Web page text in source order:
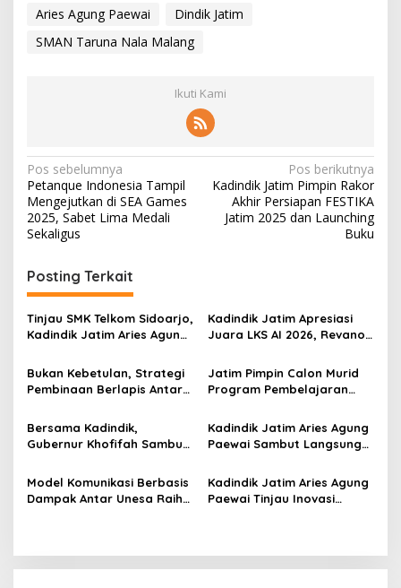
Aries Agung Paewai
Dindik Jatim
SMAN Taruna Nala Malang
Ikuti Kami
N
a
v
i
g
a
s
i
p
o
s
Pos sebelumnya
Petanque Indonesia Tampil
Mengejutkan di SEA Games
2025, Sabet Lima Medali
Sekaligus
Pos berikutnya
Kadindik Jatim Pimpin Rakor
Akhir Persiapan FESTIKA
Jatim 2025 dan Launching
Buku
Posting Terkait
Tinjau SMK Telkom Sidoarjo,
Kadindik Jatim Aries Agung
Representatif Tingkatkan
Kualitas Pembelajaran
Kadindik Jatim Apresiasi
Juara LKS AI 2026, Revano
dari Gubernur Khofifah
Bukan Kebetulan, Strategi
Pembinaan Berlapis Antar
Juara Umum LKS Nasional
Jatim Pimpin Calon Murid
Program Pembelajaran
ATS Lolos Verifikasi dan
Siap Belajar
Bersama Kadindik,
Gubernur Khofifah Sambut
Umum LKS Dikmen Nasional
2026 di Grahadi
Kadindik Jatim Aries Agung
Paewai Sambut Langsung
Dikmen Nasional 2026 di
Pasar Turi
Model Komunikasi Berbasis
Dampak Antar Unesa Raih
Kadindik Jatim Aries Agung
Paewai Tinjau Inovasi